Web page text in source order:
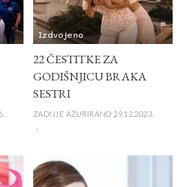
Izdvojeno
22 ČESTITKE ZA
GODIŠNJICU BRAKA
SESTRI
ZADNJE AŽURIRANO 29.12.2023.